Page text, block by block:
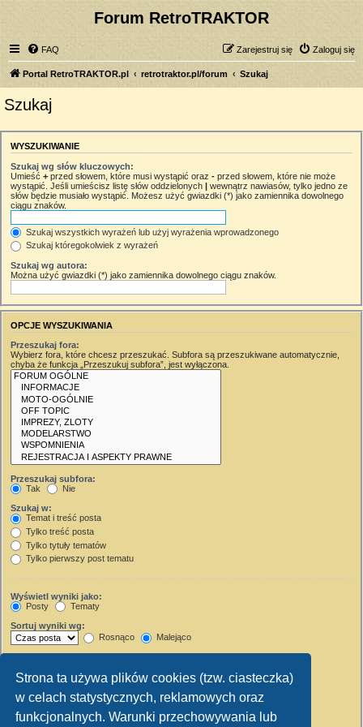
Strona ta używa plików cookies (tzw. ciasteczka)
w celach statystycznych, reklamowych oraz
funkcjonalnych. Warunki przechowywania lub
Forum RetroTRAKTOR
FAQ Zaloguj się
Zarejestruj się
Portal RetroTRAKTOR.pl retrotraktor.pl/forum Szukaj
Szukaj
WYSZUKIWANIE
Szukaj wg słów kluczowych:
Umieść + przed słowem, które musi wystąpić oraz - przed słowem, które nie może
wystąpić. Jeśli umieścisz listę słów oddzielonych | wewnątrz nawiasów, tylko jedno ze
słów będzie musiało wystąpić. Możesz użyć gwiazdki (*) jako zamiennika dowolnego
ciągu znaków.
Szukaj wszystkich wyrażeń lub użyj wyrażenia wprowadzonego
Szukaj któregokolwiek z wyrażeń
Szukaj wg autora:
Można użyć gwiazdki (*) jako zamiennika dowolnego ciągu znaków.
OPCJE WYSZUKIWANIA
Przeszukaj fora:
Wybierz fora, które chcesz przeszukać. Subfora są przeszukiwane automatycznie,
chyba że funkcja „Przeszukuj subfora”, jest wyłączona.
Przeszukaj subfora:
Tak
Nie
Szukaj w:
Temat i treść posta
Tylko treść posta
Tylko tytuły tematów
Tylko pierwszy post tematu
Wyświetl wyniki jako:
Posty
Tematy
Sortuj wyniki wg:
Rosnąco
Malejąco
Wyświetl pierwsze:
Ustaw 0, aby wyświetlić cały post.
znaków w poście